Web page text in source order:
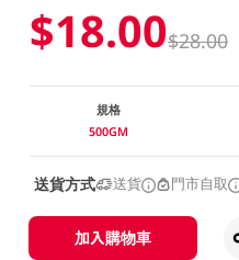
$18.00$28.00
規格
500GM
送貨方式 送貨 門市自取
加入購物車